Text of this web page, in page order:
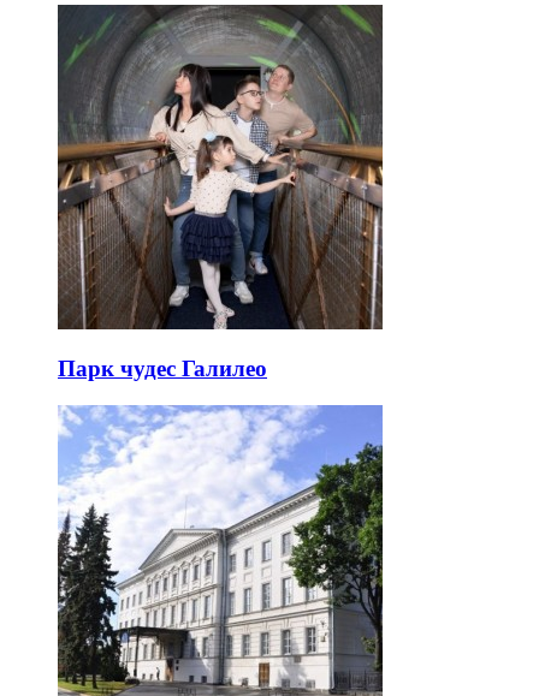
Парк чудес Галилео